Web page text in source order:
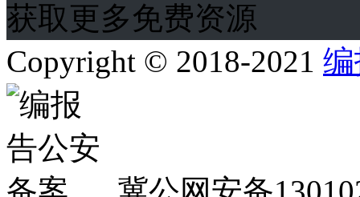
获取更多免费资源
Copyright © 2018-2021